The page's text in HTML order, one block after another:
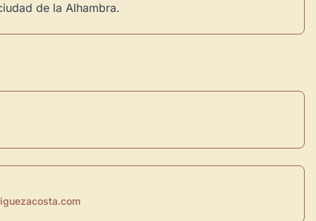
de la Alhambra.